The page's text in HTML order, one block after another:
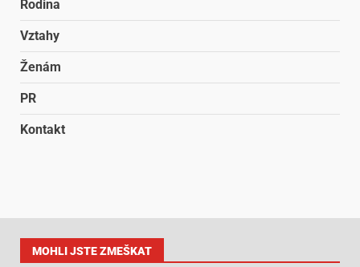
Rodina
Vztahy
Ženám
PR
Kontakt
MOHLI JSTE ZMEŠKAT